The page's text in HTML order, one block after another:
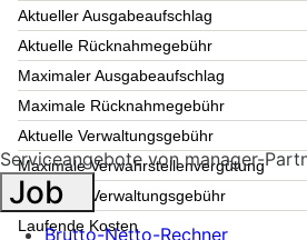
Aktueller Ausgabeaufschlag
Aktuelle Rücknahmegebühr
Maximaler Ausgabeaufschlag
Maximale Rücknahmegebühr
Aktuelle Verwaltungsgebühr
Maximale Verwahrstellenvergütung
Maximale Verwaltungsgebühr
Laufende Kosten
Serviceangebote von manager-
Job
Brutto-Netto-Rechner